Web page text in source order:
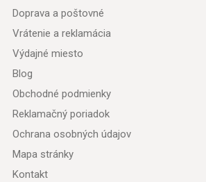
Doprava a poštovné
Vrátenie a reklamácia
Výdajné miesto
Blog
Obchodné podmienky
Reklamačný poriadok
Ochrana osobných údajov
Mapa stránky
Kontakt